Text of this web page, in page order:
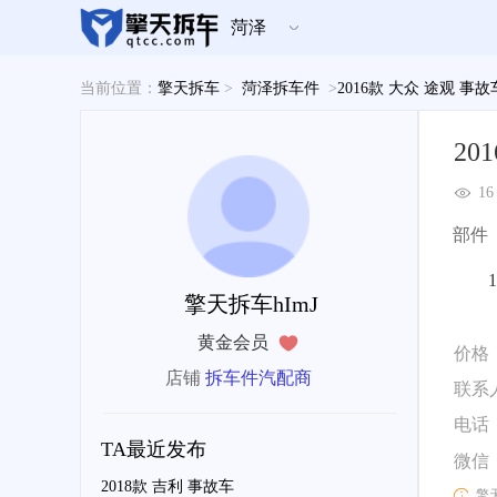
菏泽
当前位置： 擎天拆车 > 菏泽拆车件 >2016款 大众 途观 事
擎天拆车hImJ
黄金会员
店铺拆车件汽配商
TA最近发布
2018款 吉利 事故车
16
部件
价格
联系
电话
微信